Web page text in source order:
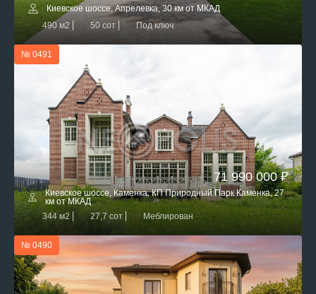
Киевское шоссе, Апрелевка, 30 км от МКАД
490 м2
50 сот Под ключ
№ 0491
71 990 000 ₽
Киевское шоссе, Каменка, КП Природный Парк Каменка, 27
км от МКАД
344 м2
27,7 сот Меблирован
№ 0490